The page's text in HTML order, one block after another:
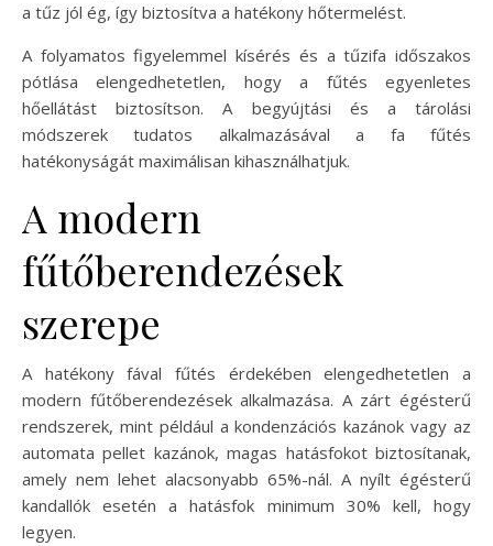
a tűz jól ég, így biztosítva a hatékony hőtermelést.
A folyamatos figyelemmel kísérés és a tűzifa időszakos
pótlása elengedhetetlen, hogy a fűtés egyenletes
hőellátást biztosítson. A begyújtási és a tárolási
módszerek tudatos alkalmazásával a fa fűtés
hatékonyságát maximálisan kihasználhatjuk.
A modern
fűtőberendezések
szerepe
A hatékony fával fűtés érdekében elengedhetetlen a
modern fűtőberendezések alkalmazása. A zárt égésterű
rendszerek, mint például a kondenzációs kazánok vagy az
automata pellet kazánok, magas hatásfokot biztosítanak,
amely nem lehet alacsonyabb 65%-nál. A nyílt égésterű
kandallók esetén a hatásfok minimum 30% kell, hogy
legyen.